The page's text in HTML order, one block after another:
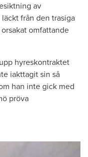
av
från den trasiga
omfattande
hyreskontraktet
iakttagit sin så
han inte gick med
pröva